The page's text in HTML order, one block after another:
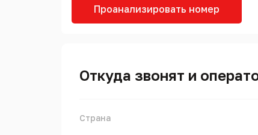
Проанализировать номер
Откуда звонят и
Страна